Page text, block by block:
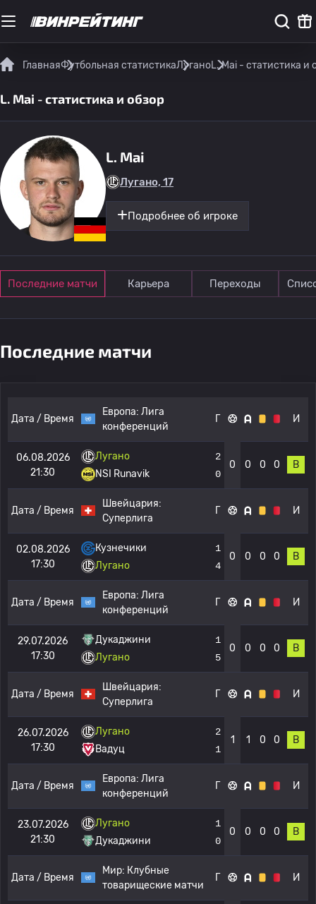
ГлавнаяФутбольная статистикаЛуганоL. Mai - статистика и
L. Mai - статистика и обзор
L. Mai
Лугано, 17
Подробнее об игроке
Последние матчи Карьера Переходы
Последние матчи
Дата / Время
Европа: Лига
конференций
Г И
06.08.2026
21:30
Лугано
NSI Runavik
2
0
0 0 0 0 В
Дата / Время
Швейцария:
Суперлига
Г И
02.08.2026
17:30
Кузнечики
Лугано
1
4
0 0 0 0 В
Дата / Время
Европа: Лига
конференций
Г И
29.07.2026
17:30
Дукаджини
Лугано
1
5
0 0 0 0 В
Дата / Время
Швейцария:
Суперлига
Г И
26.07.2026
17:30
Лугано
Вадуц
2
1
1 1 0 0 В
Дата / Время
Европа: Лига
конференций
Г И
23.07.2026
21:30
Лугано
Дукаджини
1
0
0 0 0 0 В
Дата / Время
Мир: Клубные
товарищеские матчи
Г И